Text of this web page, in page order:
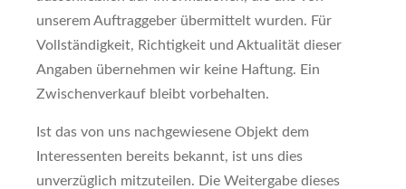
unserem Auftraggeber übermittelt wurden. Für
Vollständigkeit, Richtigkeit und Aktualität dieser
Angaben übernehmen wir keine Haftung. Ein
Zwischenverkauf bleibt vorbehalten.
Ist das von uns nachgewiesene Objekt dem
Interessenten bereits bekannt, ist uns dies
unverzüglich mitzuteilen. Die Weitergabe dieses